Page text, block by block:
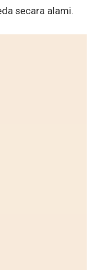
secara alami.